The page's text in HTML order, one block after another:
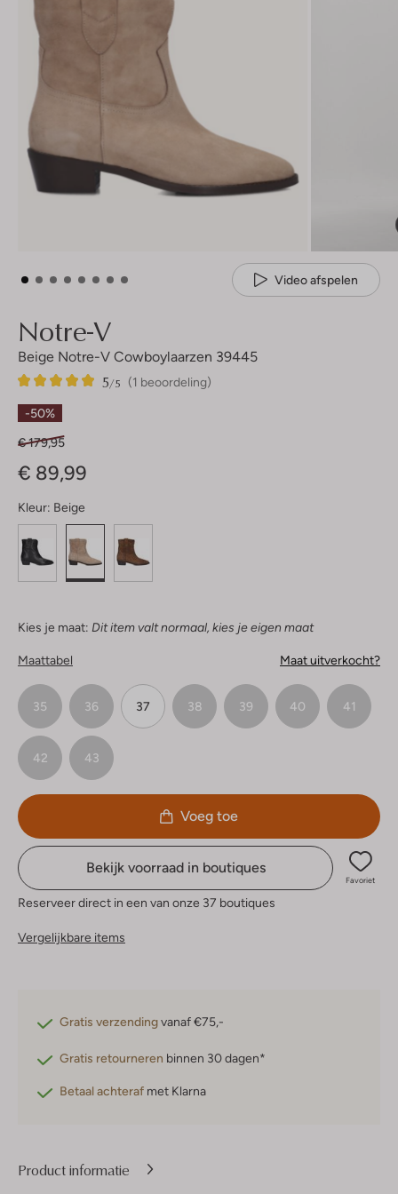
Video afspelen
Notre-V
Beige Notre-V Cowboylaarzen 39445
(1 beoordeling)
5/5
1
5
Sterren
-50%
€ 179,95
€ 89,99
Kleur: Beige
Kies je maat: Dit item valt normaal, kies je eigen maat
Maattabel Maat uitverkocht?
35 36 37 38 39 40 41
42 43
Voeg toe
Bekijk voorraad in boutiques
Favoriet
Reserveer direct in een van onze 37 boutiques
Vergelijkbare items
Gratis verzendingvanaf €75,-
Gratis retourneren binnen 30 dagen*
Betaal achteraf met Klarna
Product informatie